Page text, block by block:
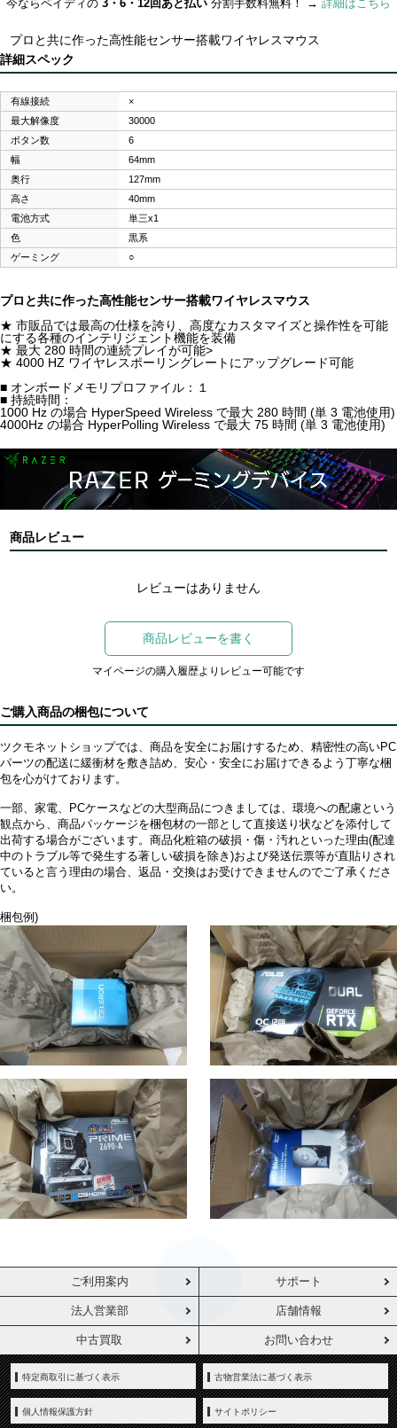
今ならペイディの 3・6・12回あと払い 分割手数料無料！ → 詳細はこちら
プロと共に作った高性能センサー搭載ワイヤレスマウス
詳細スペック
有線接続
×
最大解像度
30000
ボタン数
6
幅
64mm
奥行
127mm
高さ
40mm
電池方式
単三x1
色
黒系
ゲーミング
○
プロと共に作った高性能センサー搭載ワイヤレスマウス
★ 市販品では最高の仕様を誇り、高度なカスタマイズと操作性を可能
にする各種のインテリジェント機能を装備
★ 最大 280 時間の連続プレイが可能>
★ 4000 HZ ワイヤレスポーリングレートにアップグレード可能
■ オンボードメモリプロファイル：１
■ 持続時間：
1000 Hz の場合 HyperSpeed Wireless で最大 280 時間 (単 3 電池使用)
4000Hz の場合 HyperPolling Wireless で最大 75 時間 (単 3 電池使用)
商品レビュー
レビューはありません
商品レビューを書く
マイページの購入履歴よりレビュー可能です
ご購入商品の梱包について
ツクモネットショップでは、商品を安全にお届けするため、精密性の高いPC
パーツの配送に緩衝材を敷き詰め、安心・安全にお届けできるよう丁寧な梱
包を心がけております。
一部、家電、PCケースなどの大型商品につきましては、環境への配慮という
観点から、商品パッケージを梱包材の一部として直接送り状などを添付して
出荷する場合がございます。商品化粧箱の破損・傷・汚れといった理由(配達
中のトラブル等で発生する著しい破損を除き)および発送伝票等が直貼りされ
ていると言う理由の場合、返品・交換はお受けできませんのでご了承くださ
い。
梱包例)
ご利用案内 サポート
法人営業部 店舗情報
中古買取 お問い合わせ
特定商取引に基づく表示 古物営業法に基づく表示
個人情報保護方針 サイトポリシー